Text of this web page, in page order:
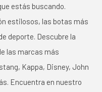
estás buscando.
estilosos, las botas más
deporte. Descubre la
las marcas más
Kappa, Disney, John
Encuentra en nuestro